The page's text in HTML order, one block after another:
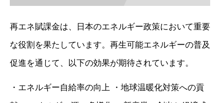
再エネ賦課金は、日本のエネルギー政策において重要
な役割を果たしています。再生可能エネルギーの普及
促進を通じて、以下の効果が期待されています。
・エネルギー自給率の向上 ・地球温暖化対策への貢